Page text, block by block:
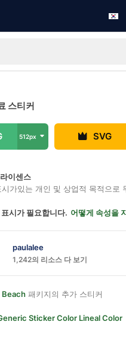
스티커
512px SVG
이센스
가있는 개인 및 상업적 목적으로
시가 필요합니다. 어떻게 속성을
paulalee
1,242의 리소스 다 보기
Beach 패키지의 추가 스티커
Sticker Color Lineal Color